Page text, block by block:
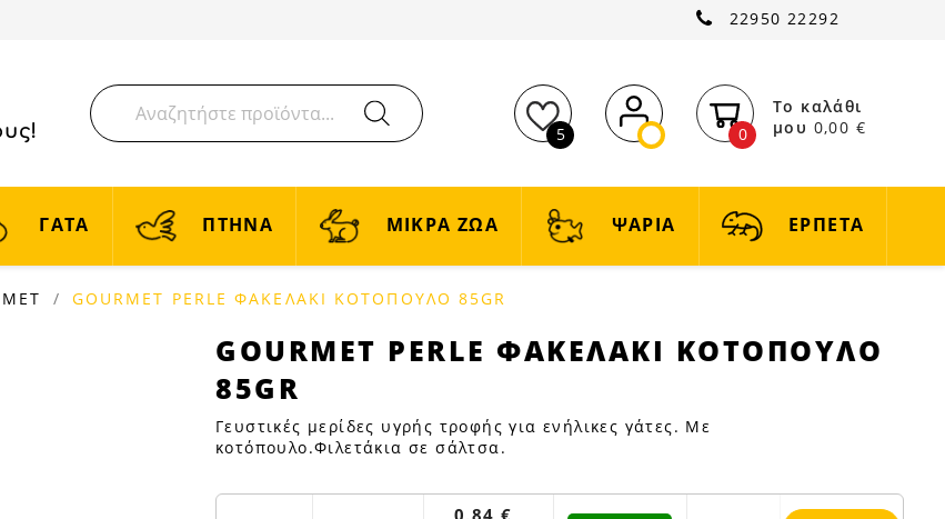
22950 22292
5 0
Το καλάθι
μου 0,00 €
ΓΑΤΑ ΠΤΗΝΑ ΜΙΚΡΑ ΖΩΑ ΨΑΡΙΑ ΕΡΠΕΤΑ
GOURMET PERLE ΦΑΚΕΛΑΚΙ ΚΟΤΟΠΟΥΛΟ 85GR
GOURMET
PERLE
ΦΑΚΕΛΑΚΙ
ΚΟΤΟΠΟΥΛΟ
85GR
Petfan
GOURMET PERLE ΦΑΚΕΛΑΚΙ ΚΟΤΟΠΟΥΛΟ
85GR
Γευστικές μερίδες υγρής τροφής για ενήλικες γάτες. Με
κοτόπουλο.Φιλετάκια σε σάλτσα.
0,84 €